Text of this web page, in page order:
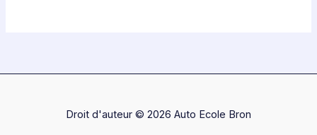
Droit d'auteur © 2026 Auto Ecole Bron